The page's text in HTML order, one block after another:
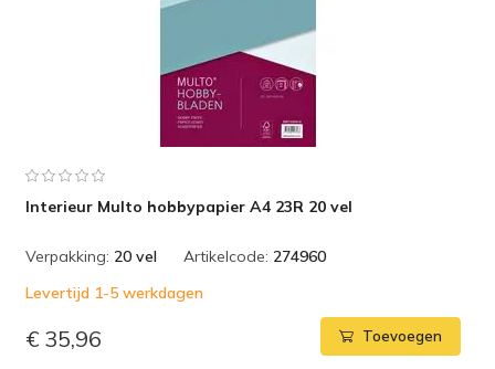
Interieur Multo hobbypapier A4 23R 20 vel
Verpakking: 20 vel Artikelcode: 274960
Levertijd 1-5 werkdagen
€ 35,96 Toevoegen